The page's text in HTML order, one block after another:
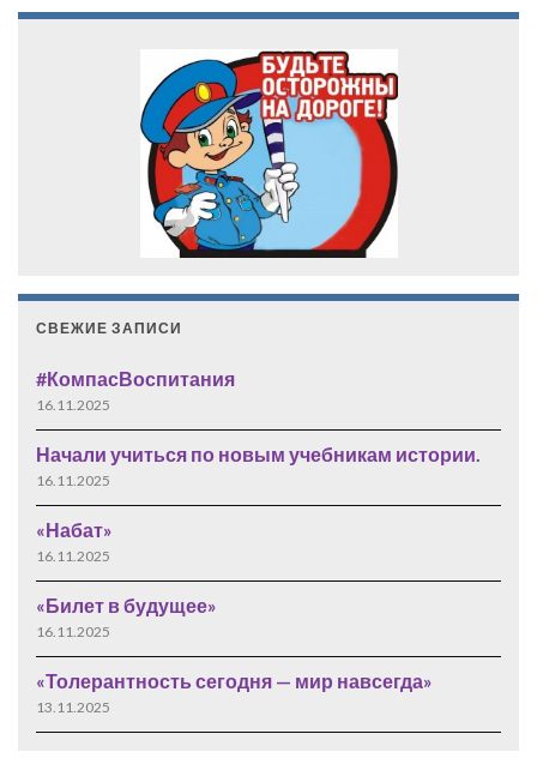
СВЕЖИЕ ЗАПИСИ
#КомпасВоспитания
16.11.2025
Начали учиться по новым учебникам истории.
16.11.2025
«Набат»
16.11.2025
«Билет в будущее»
16.11.2025
«Толерантность сегодня — мир навсегда»
13.11.2025